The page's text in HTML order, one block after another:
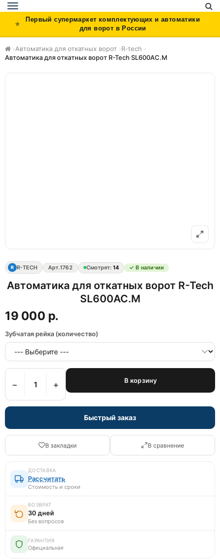
Toggle
navigation
Первый супермаркет комплектующих и автоматики
для ворот в России
›Автоматика для откатных ворот ›R-tech ›
Автоматика для откатных ворот R-Tech SL600AC.М
R R-TECH Арт.1762 Смотрят: 14 ✓ В наличии
Автоматика для откатных ворот R-Tech
SL600AC.М
19 000 р.
Зубчатая рейка (количество)
− + В корзину
Быстрый заказ
В закладки В сравнение
ДОСТАВКА
Рассчитать
Стоимость и сроки
ВОЗВРАТ
30 дней
Без вопросов
ГАРАНТИЯ
Официальная